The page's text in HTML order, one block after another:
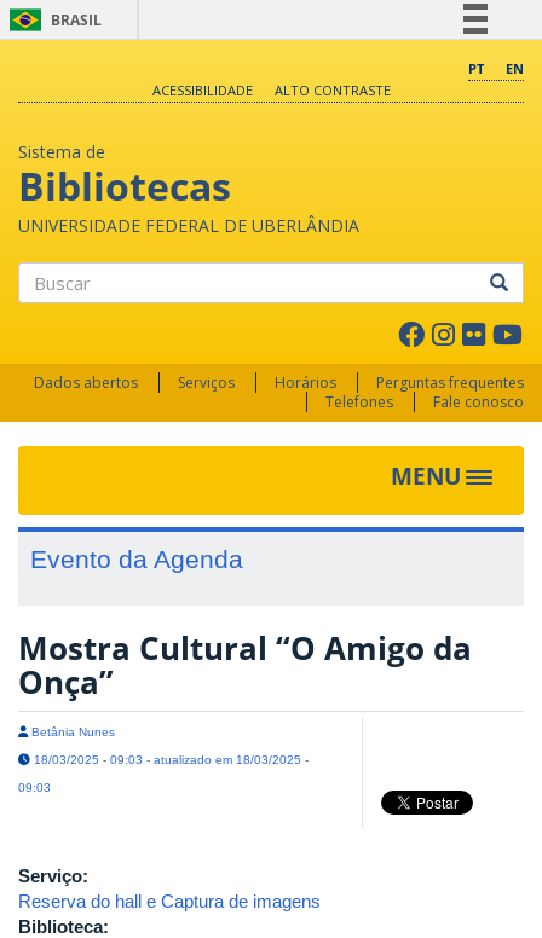
BRASIL
Comunica BR
PT
EN
ACESSIBILIDADE
ALTO CONTRASTE
Sistema de
Bibliotecas
UNIVERSIDADE FEDERAL DE UBERLÂNDIA
Dados abertos Serviços Horários
Perguntas frequentes
Telefones
Fale conosco
MENU Toggle
Evento da Agenda
Mostra Cultural “O Amigo da
Onça”
Betânia Nunes
18/03/2025 - 09:03 - atualizado em 18/03/2025 -
09:03
Serviço:
Reserva do hall e Captura de imagens
Biblioteca: